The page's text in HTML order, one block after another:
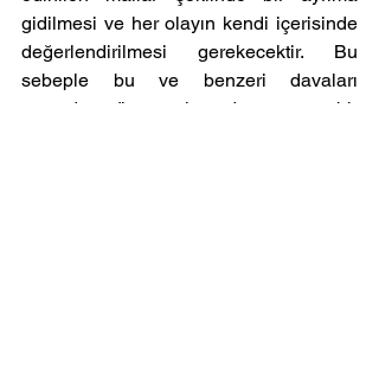
gidilmesi ve her olayın kendi içerisinde
değerlendirilmesi gerekecektir. Bu
sebeple bu ve benzeri davaları
açmadan önce alanında uzman bir